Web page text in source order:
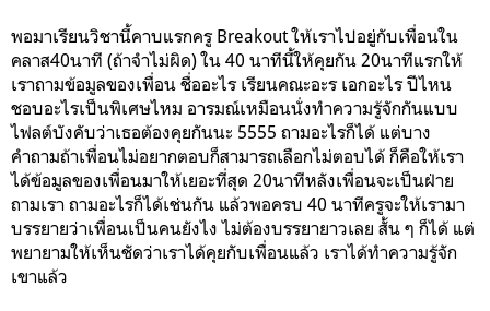
พอมาเรียนวิชานี้คาบแรกครู Breakout ให้เราไปอยู่กับเพื่อนใน
คลาส40นาที (ถ้าจำไม่ผิด) ใน 40 นาทีนี้ให้คุยกัน 20นาทีแรกให้
เราถามข้อมูลของเพื่อน ชื่ออะไร เรียนคณะอะร เอกอะไร ปีไหน
ชอบอะไรเป็นพิเศษไหม อารมณ์เหมือนนั่งทำความรู้จักกันแบบ
ไฟลต์บังคับว่าเธอต้องคุยกันนะ 5555 ถามอะไรก็ได้ แต่บาง
คำถามถ้าเพื่อนไม่อยากตอบก็สามารถเลือกไม่ตอบได้ ก็คือให้เรา
ได้ข้อมูลของเพื่อนมาให้เยอะที่สุด 20นาทีหลังเพื่อนจะเป็นฝ่าย
ถามเรา ถามอะไรก็ได้เช่นกัน แล้วพอครบ 40 นาทีครูจะให้เรามา
บรรยายว่าเพื่อนเป็นคนยังไง ไม่ต้องบรรยายาวเลย สั้น ๆ ก็ได้ แต่
พยายามให้เห็นชัดว่าเราได้คุยกับเพื่อนแล้ว เราได้ทำความรู้จัก
เขาแล้ว